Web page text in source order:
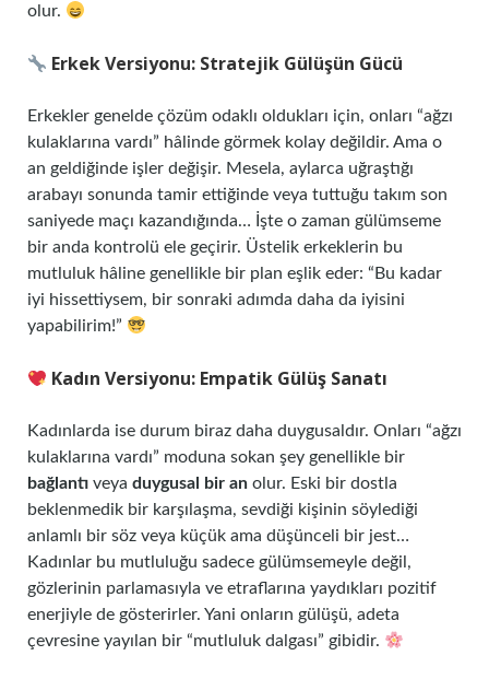
olur.
Erkek Versiyonu: Stratejik Gülüşün Gücü
Erkekler genelde çözüm odaklı oldukları için, onları “ağzı
kulaklarına vardı” hâlinde görmek kolay değildir. Ama o
an geldiğinde işler değişir. Mesela, aylarca uğraştığı
arabayı sonunda tamir ettiğinde veya tuttuğu takım son
saniyede maçı kazandığında… İşte o zaman gülümseme
bir anda kontrolü ele geçirir. Üstelik erkeklerin bu
mutluluk hâline genellikle bir plan eşlik eder: “Bu kadar
iyi hissettiysem, bir sonraki adımda daha da iyisini
yapabilirim!”
Kadın Versiyonu: Empatik Gülüş Sanatı
Kadınlarda ise durum biraz daha duygusaldır. Onları “ağzı
kulaklarına vardı” moduna sokan şey genellikle bir
bağlantı veya duygusal bir an olur. Eski bir dostla
beklenmedik bir karşılaşma, sevdiği kişinin söylediği
anlamlı bir söz veya küçük ama düşünceli bir jest…
Kadınlar bu mutluluğu sadece gülümsemeyle değil,
gözlerinin parlamasıyla ve etraflarına yaydıkları pozitif
enerjiyle de gösterirler. Yani onların gülüşü, adeta
çevresine yayılan bir “mutluluk dalgası” gibidir.